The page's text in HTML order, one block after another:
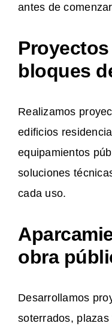
antes de
bloques
Realizamos
edificios
equipamientos
soluciones
cada uso.
obra
Desarrollamos
soterrados,